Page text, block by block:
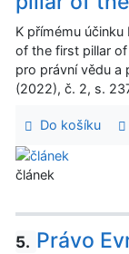
K přímému
of the first pillar
pro právní vědu a
(2022), č. 2, s.
Do košíku
článek
5. Právo